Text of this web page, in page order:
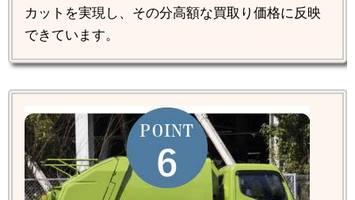
カットを実現し、その分高額な買取り価格に反映
できています。